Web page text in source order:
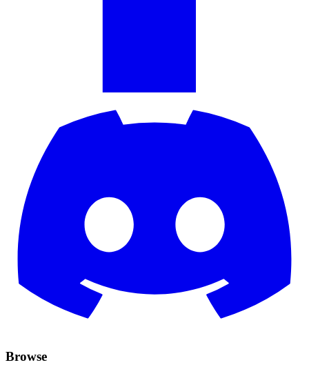
Browse